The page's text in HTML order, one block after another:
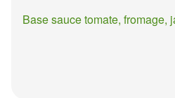
Base sauce tomate, fromage,